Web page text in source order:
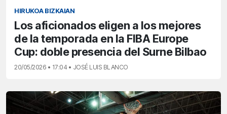
HIRUKOA BIZKAIAN
Los aficionados eligen a los mejores
de la temporada en la FIBA Europe
Cup: doble presencia del Surne Bilbao
20/05/2026 • 17:04 • JOSÉ LUIS BLANCO